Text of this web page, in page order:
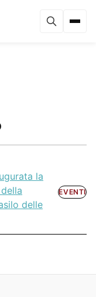
la
delle
EVENTI